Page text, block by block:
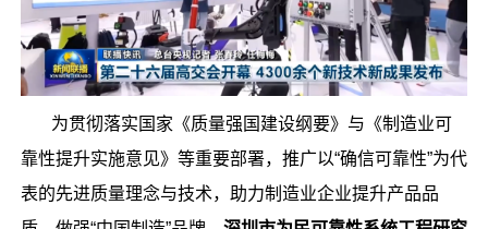
为贯彻落实国家《质量强国建设纲要》与《制造业可
靠性提升实施意见》等重要部署，推广以“确信可靠性”为代
表的先进质量理念与技术，助力制造业企业提升产品品